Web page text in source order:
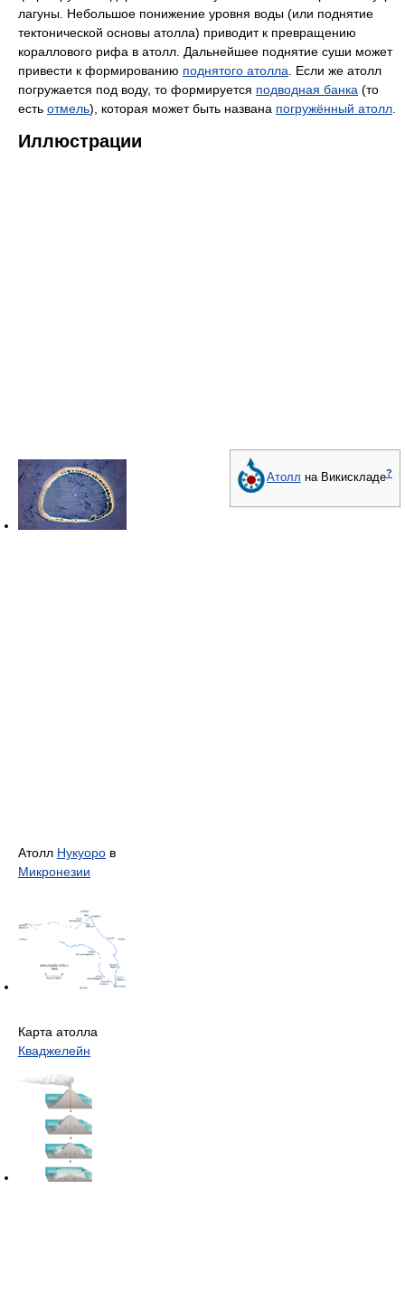
лагуны. Небольшое понижение уровня воды (или поднятие
тектонической основы атолла) приводит к превращению
кораллового рифа в атолл. Дальнейшее поднятие суши может
привести к формированию поднятого атолла . Если же атолл
погружается под воду, то формируется подводная банка (то
есть отмель), которая может быть названа погружённый атолл
Иллюстрации
Атолл на Викискладе?
Атолл Нукуоро в
Микронезии
Карта атолла
Кваджелейн